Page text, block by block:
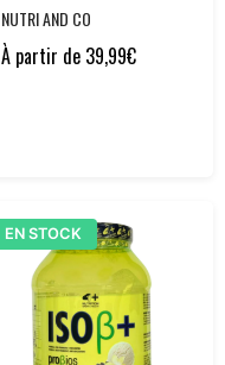
NUTRI AND CO
À partir de 39,99€
EN STOCK